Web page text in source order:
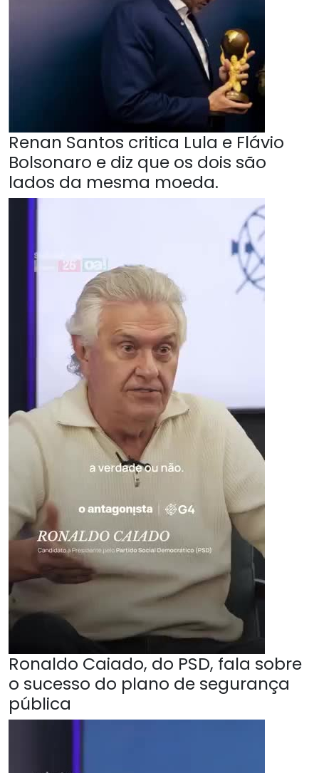
Renan Santos critica Lula e Flávio
Bolsonaro e diz que os dois são
lados da mesma moeda.
Ronaldo Caiado, do PSD, fala sobre
o sucesso do plano de segurança
pública